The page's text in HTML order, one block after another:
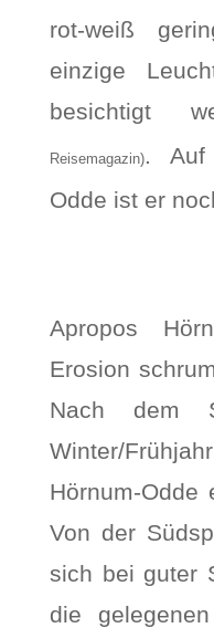
rot-weiß
einzige
besichtigt
Reisemagazin). Auf
Odde ist er
Apropos
Erosion
Nach dem
Winter/
Hörnum-Odde
Von der
sich bei guter
die